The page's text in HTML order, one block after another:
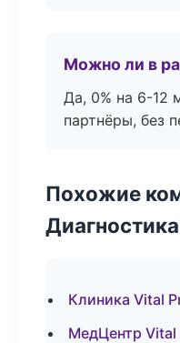
Можно ли в
Да, 0% на 6-12
партнёры, без
Похожие
Клиника Vital
МедЦентр